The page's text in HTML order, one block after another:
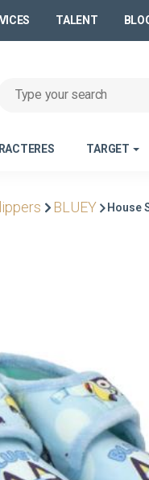
TALENT
TARGET
BLUEY House